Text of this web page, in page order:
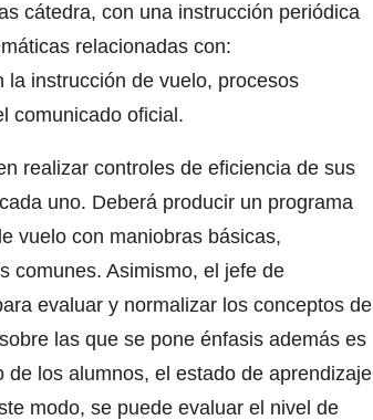
cátedra, con una instrucción periódica
relacionadas con:
instrucción de vuelo, procesos
comunicado oficial.
realizar controles de eficiencia de sus
uno. Deberá producir un programa
vuelo con maniobras básicas,
comunes. Asimismo, el jefe de
evaluar y normalizar los conceptos de
las que se pone énfasis además es
los alumnos, el estado de aprendizaje
modo, se puede evaluar el nivel de